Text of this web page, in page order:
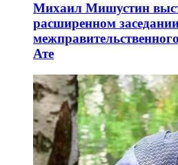
Михаил Мишустин
расширенном
Ате